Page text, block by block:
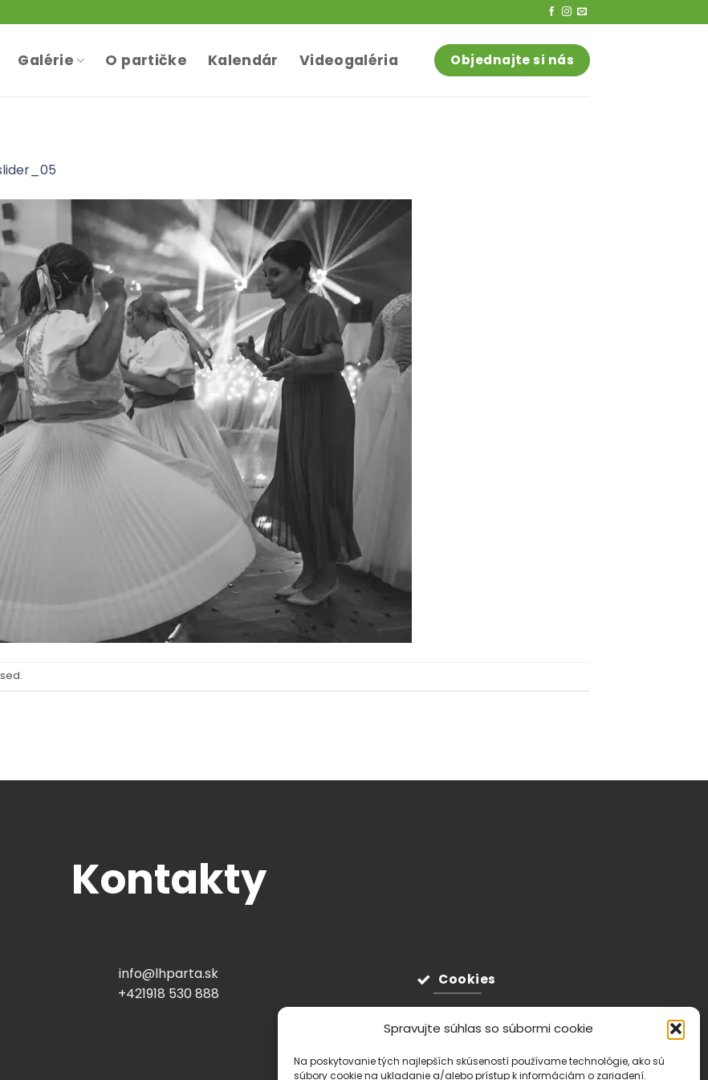
Spravujte súhlas so súbormi cookie
Na poskytovanie tých najlepších skúseností používame technológie, ako sú
súbory cookie na ukladanie a/alebo prístup k informáciám o zariadení.
Galérie O partičke Kalendár Videogaléria Objednajte si nás
Kontakty
info@lhparta.sk
+421918 530 888
Cookies